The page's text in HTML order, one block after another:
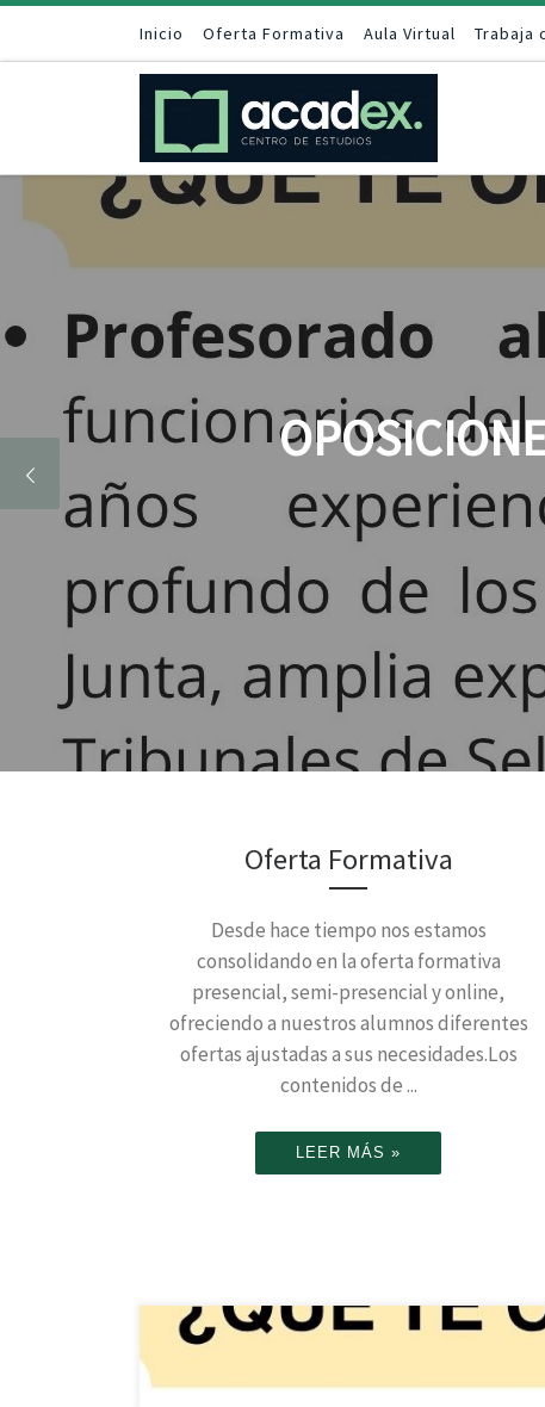
Saltar al contenido
Inicio Oferta Formativa Aula Virtual Trabaja
Oferta Formativa
Desde hace tiempo nos estamos
consolidando en la oferta formativa
presencial, semi-presencial y online,
ofreciendo a nuestros alumnos diferentes
ofertas ajustadas a sus necesidades.Los
contenidos de ...
LEER MÁS »